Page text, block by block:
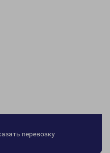
перевозку